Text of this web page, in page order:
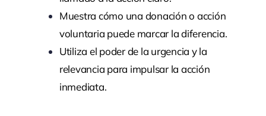
Muestra cómo una donación o acción
voluntaria puede marcar la diferencia.
Utiliza el poder de la urgencia y la
relevancia para impulsar la acción
inmediata.